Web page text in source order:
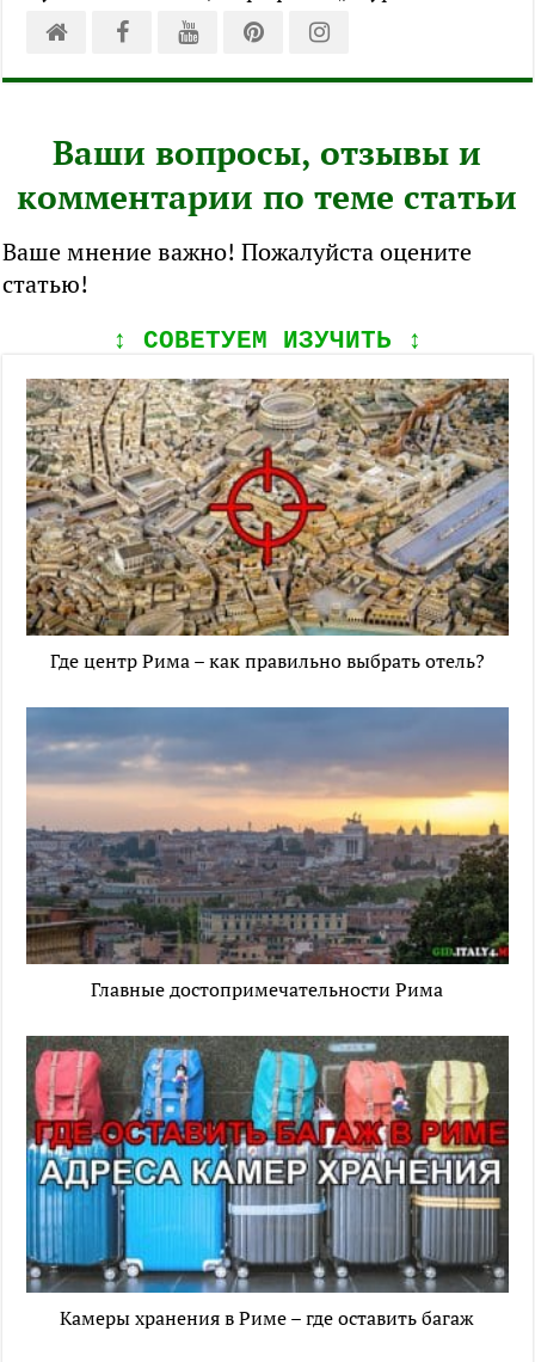
Ваши вопросы, отзывы и
комментарии по теме статьи
Ваше мнение важно! Пожалуйста оцените
статью!
↕️ СОВЕТУЕМ ИЗУЧИТЬ ↕️
Где центр Рима – как правильно выбрать отель?
Главные достопримечательности Рима
Камеры хранения в Риме – где оставить багаж